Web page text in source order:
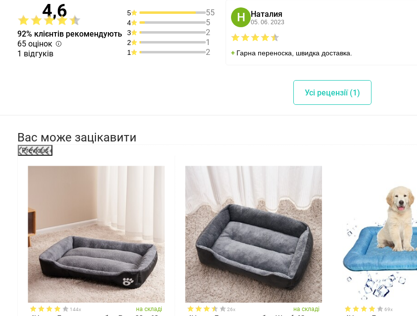
4,6
92% клієнтів рекомендують
65 оцінок
1 відгуків
5 55
4 5
3 2
2 1
1 2
Н Наталия
05. 06. 2023
Гарна переноска, швидка доставка.
Усі рецензії (1)
Вас може зацікавити
Previous
144x на складі 26x на складі 69x